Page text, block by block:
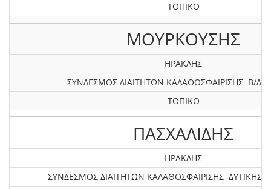
ΤΟΠΙΚΟ
ΜΟΥΡΚΟΥΣΗΣ
ΗΡΑΚΛΗΣ
ΣΥΝΔΕΣΜΟΣ ΔΙΑΙΤΗΤΩΝ ΚΑΛΑΘΟΣΦΑΙΡΙΣΗΣ Β/Δ
ΤΟΠΙΚΟ
ΠΑΣΧΑΛΙΔΗΣ
ΗΡΑΚΛΗΣ
ΣΥΝΔΕΣΜΟΣ ΔΙΑΙΤΗΤΩΝ ΚΑΛΑΘΟΣΦΑΙΡΙΣΗΣ ΔΥΤΙΚΗΣ